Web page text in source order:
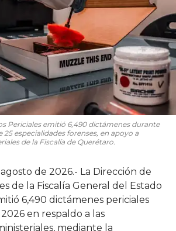
Periciales emitió 6,490 dictámenes durante
25 especialidades forenses, en apoyo a
de la Fiscalía de Querétaro.
de 2026.- La Dirección de
de la Fiscalía General del Estado
6,490 dictámenes periciales
en respaldo a las
mediante la